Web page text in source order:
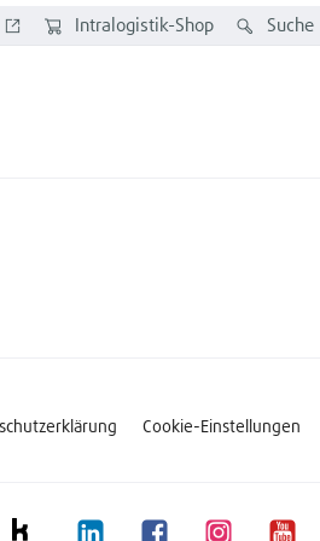
Suche
Intralogistik-Shop
Cookie-Einstellungen